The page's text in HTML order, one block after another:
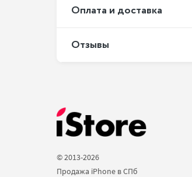
Оплата и доставка
Отзывы
© 2013-2026
Продажа iPhone в СПб